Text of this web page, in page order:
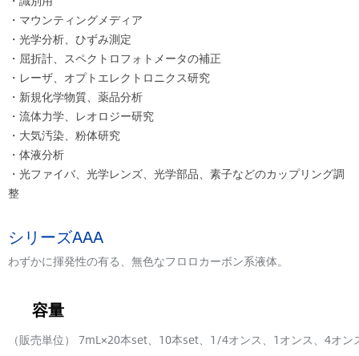
・マウンティングメディア
・光学分析、ひずみ測定
・屈折計、スペクトロフォトメータの補正
・レーザ、オプトエレクトロニクス研究
・新規化学物質、薬品分析
・流体力学、レオロジー研究
・大気汚染、粉体研究
・体液分析
・光ファイバ、光学レンズ、光学部品、素子などのカップリング調
整
シリーズAAA
わずかに揮発性の有る、無色なフロロカーボン系液体。
容量
（販売単位） 7mL×20本set、10本set、1/4オンス、1オンス、4オン